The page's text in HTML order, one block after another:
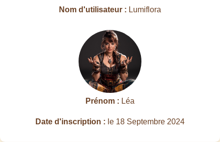
Nom d'utilisateur : Lumiflora
Prénom : Léa
Date d'inscription : le 18 Septembre 2024